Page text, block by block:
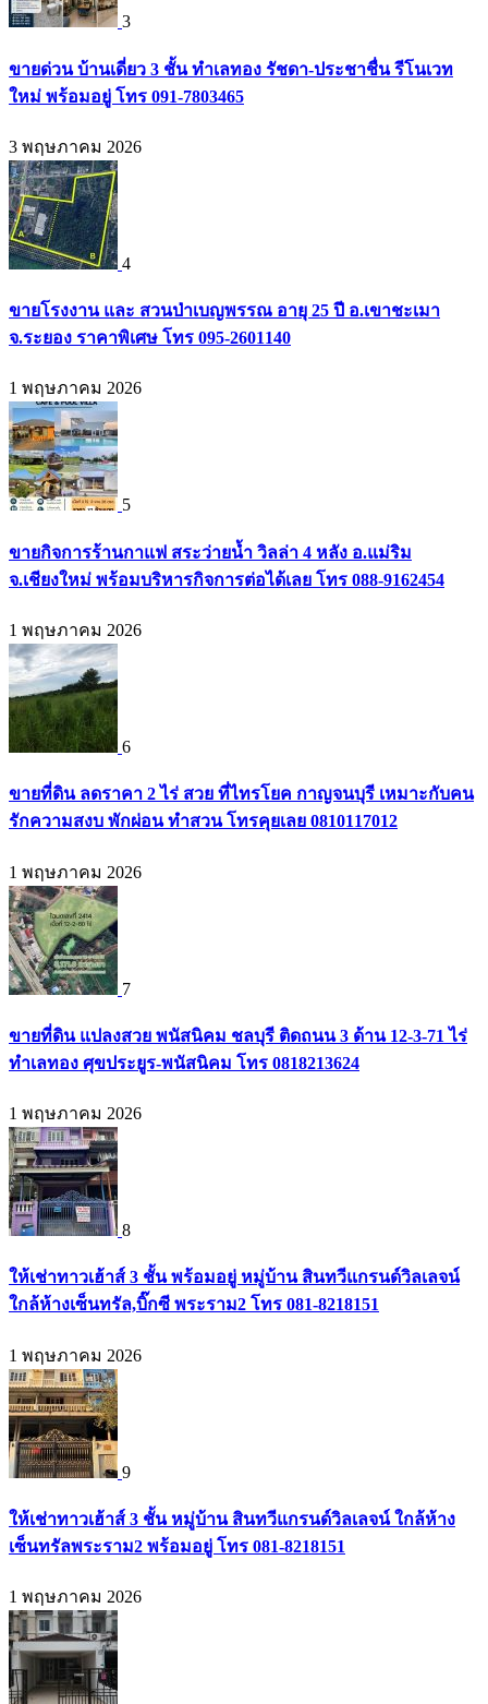
3
ขายด่วน บ้านเดี่ยว 3 ชั้น ทำเลทอง รัชดา-ประชาชื่น รีโนเวท
ใหม่ พร้อมอยู่ โทร 091-7803465
3 พฤษภาคม 2026
4
ขายโรงงาน และ สวนป่าเบญพรรณ อายุ 25 ปี อ.เขาชะเมา
จ.ระยอง ราคาพิเศษ โทร 095-2601140
1 พฤษภาคม 2026
5
ขายกิจการร้านกาแฟ สระว่ายน้ำ วิลล่า 4 หลัง อ.แม่ริม
จ.เชียงใหม่ พร้อมบริหารกิจการต่อได้เลย โทร 088-9162454
1 พฤษภาคม 2026
6
ขายที่ดิน ลดราคา 2 ไร่ สวย ที่ไทรโยค กาญจนบุรี เหมาะกับคน
รักความสงบ พักผ่อน ทำสวน โทรคุยเลย 0810117012
1 พฤษภาคม 2026
7
ขายที่ดิน แปลงสวย พนัสนิคม ชลบุรี ติดถนน 3 ด้าน 12-3-71 ไร่
ทำเลทอง ศุขประยูร-พนัสนิคม โทร 0818213624
1 พฤษภาคม 2026
8
ให้เช่าทาวเฮ้าส์ 3 ชั้น พร้อมอยู่ หมู่บ้าน สินทวีแกรนด์วิลเลจน์
ใกล้ห้างเซ็นทรัล,บิ๊กซี พระราม2 โทร 081-8218151
1 พฤษภาคม 2026
9
ให้เช่าทาวเฮ้าส์ 3 ชั้น หมู่บ้าน สินทวีแกรนด์วิลเลจน์ ใกล้ห้าง
เซ็นทรัลพระราม2 พร้อมอยู่ โทร 081-8218151
1 พฤษภาคม 2026